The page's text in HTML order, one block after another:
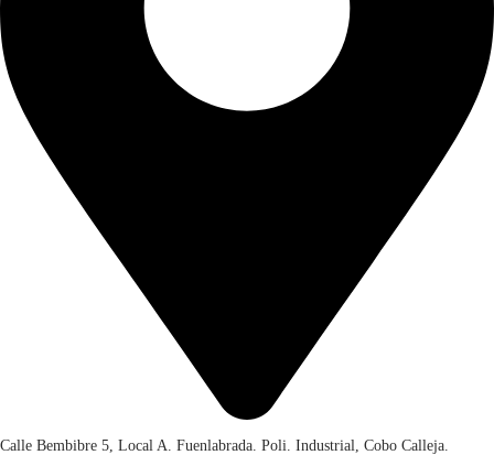
Calle Bembibre 5, Local A. Fuenlabrada. Poli. Industrial, Cobo Calleja.